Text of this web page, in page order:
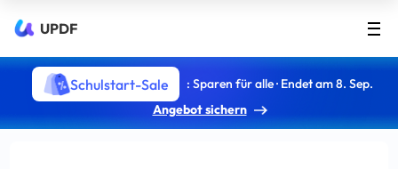
UPDF
Schulstart-Sale
: Sparen für alle · Endet am 8. Sep.
Angebot sichern